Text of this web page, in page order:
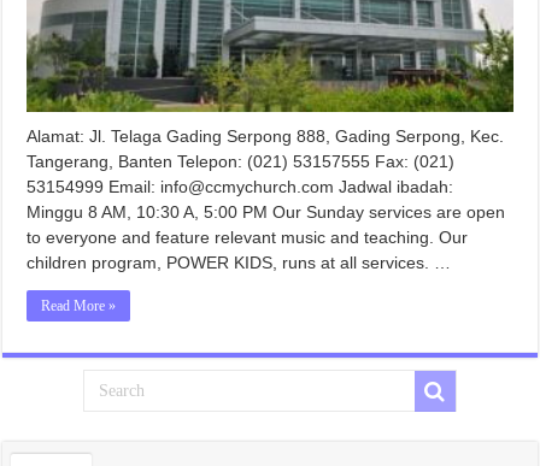
Alamat: Jl. Telaga Gading Serpong 888, Gading Serpong, Kec.
Tangerang, Banten Telepon: (021) 53157555 Fax: (021)
53154999 Email: info@ccmychurch.com Jadwal ibadah:
Minggu 8 AM, 10:30 A, 5:00 PM Our Sunday services are open
to everyone and feature relevant music and teaching. Our
children program, POWER KIDS, runs at all services. …
Read More »